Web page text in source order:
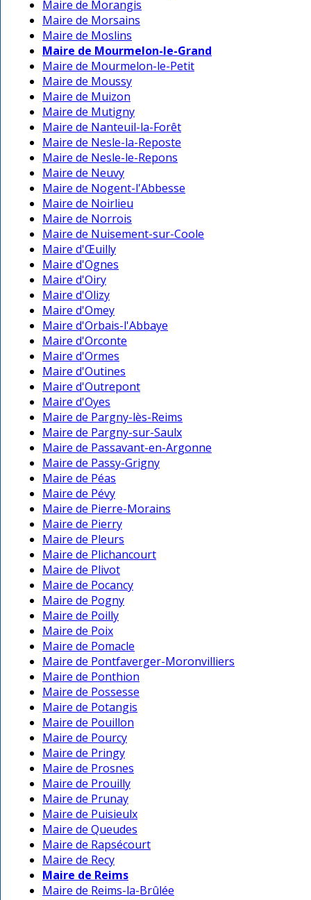
Maire de Morangis
Maire de Morsains
Maire de Moslins
Maire de Mourmelon-le-Grand
Maire de Mourmelon-le-Petit
Maire de Moussy
Maire de Muizon
Maire de Mutigny
Maire de Nanteuil-la-Forêt
Maire de Nesle-la-Reposte
Maire de Nesle-le-Repons
Maire de Neuvy
Maire de Nogent-l'Abbesse
Maire de Noirlieu
Maire de Norrois
Maire de Nuisement-sur-Coole
Maire d'Œuilly
Maire d'Ognes
Maire d'Oiry
Maire d'Olizy
Maire d'Omey
Maire d'Orbais-l'Abbaye
Maire d'Orconte
Maire d'Ormes
Maire d'Outines
Maire d'Outrepont
Maire d'Oyes
Maire de Pargny-lès-Reims
Maire de Pargny-sur-Saulx
Maire de Passavant-en-Argonne
Maire de Passy-Grigny
Maire de Péas
Maire de Pévy
Maire de Pierre-Morains
Maire de Pierry
Maire de Pleurs
Maire de Plichancourt
Maire de Plivot
Maire de Pocancy
Maire de Pogny
Maire de Poilly
Maire de Poix
Maire de Pomacle
Maire de Pontfaverger-Moronvilliers
Maire de Ponthion
Maire de Possesse
Maire de Potangis
Maire de Pouillon
Maire de Pourcy
Maire de Pringy
Maire de Prosnes
Maire de Prouilly
Maire de Prunay
Maire de Puisieulx
Maire de Queudes
Maire de Rapsécourt
Maire de Recy
Maire de Reims
Maire de Reims-la-Brûlée